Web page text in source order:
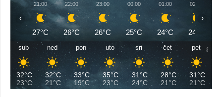
21:00
27°C
22:00
26°C
23:00
26°C
00:00
25°C
01:00
24°C
02:00
24°C
‹ ›
sub
32°C
23°C
ned
32°C
21°C
pon
33°C
19°C
uto
35°C
23°C
sri
31°C
24°C
čet
28°C
21°C
pet
31°C
21°C